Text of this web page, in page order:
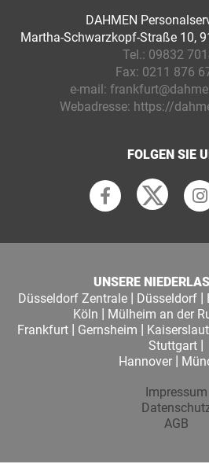
DAHMEN
Martha-Schwarzkopf-Straße 10,
Tel.: 09832
Fax: 0211 876
e-mail:
Webadresse: https://
FOLGEN SIE
UNSERE
Düsseldorf Zentrale| Düsseldorf|
Köln | Mülheim an der
Frankfurt | Gernsheim |
Stuttgart |
Hannover |
Impressum
AGB